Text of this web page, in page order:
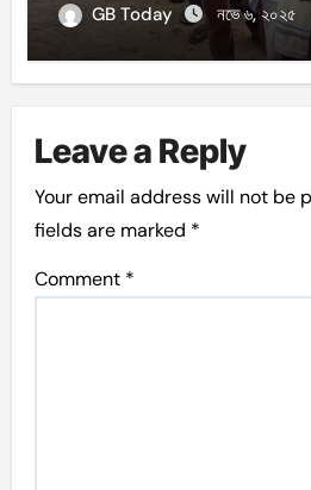
GB Today নভে ৬, ২০২৫
Leave a Reply
Your email address will not be
fields are marked *
Comment *